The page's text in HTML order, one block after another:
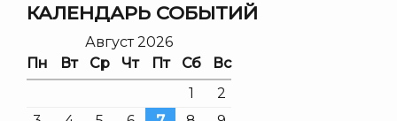
КАЛЕНДАРЬ СОБЫТИЙ
Август 2026
Пн
Вт Ср Чт Пт Сб
Вс
1
2